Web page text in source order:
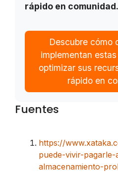
rápido en comunidad.
Descubre cómo
implementan
optimizar sus
rápido en
Fuentes
https://
puede-vivir-pagarle-
almacenamiento-